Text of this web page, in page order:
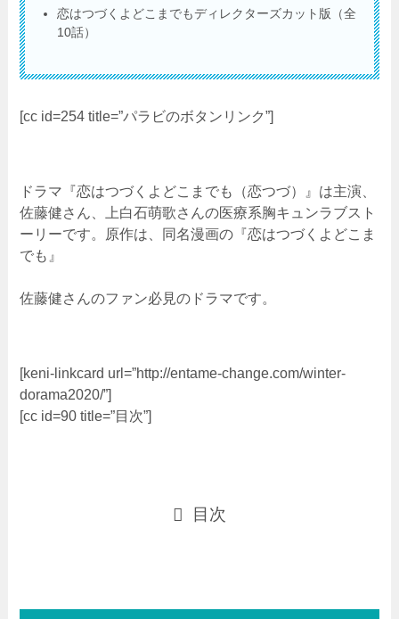
恋はつづくよどこまでもディレクターズカット版（全
10話）
[cc id=254 title=”パラビのボタンリンク”]
ドラマ『恋はつづくよどこまでも（恋つづ）』は主演、
佐藤健さん、上白石萌歌さんの医療系胸キュンラブスト
ーリーです。原作は、同名漫画の『恋はつづくよどこま
でも』
佐藤健さんのファン必見のドラマです。
[keni-linkcard url=”http://entame-change.com/winter-
dorama2020/”]
[cc id=90 title=”目次”]
目次